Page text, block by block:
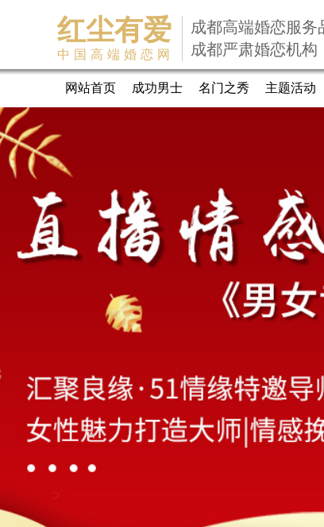
红尘有爱
中国高端婚恋网
成都高端婚恋服务
成都严肃婚恋机构
网站首页 成功男士 名门之秀 主题活动